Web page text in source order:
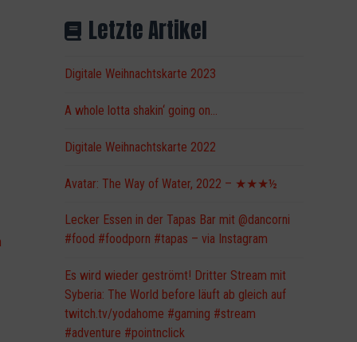
Letzte Artikel
Digitale Weihnachtskarte 2023
A whole lotta shakin‘ going on…
Digitale Weihnachtskarte 2022
Avatar: The Way of Water, 2022 – ★★★½
Lecker Essen in der Tapas Bar mit @dancorni
#food #foodporn #tapas – via Instagram
Es wird wieder geströmt! Dritter Stream mit
Syberia: The World before läuft ab gleich auf
twitch.tv/yodahome #gaming #stream
#adventure #pointnclick